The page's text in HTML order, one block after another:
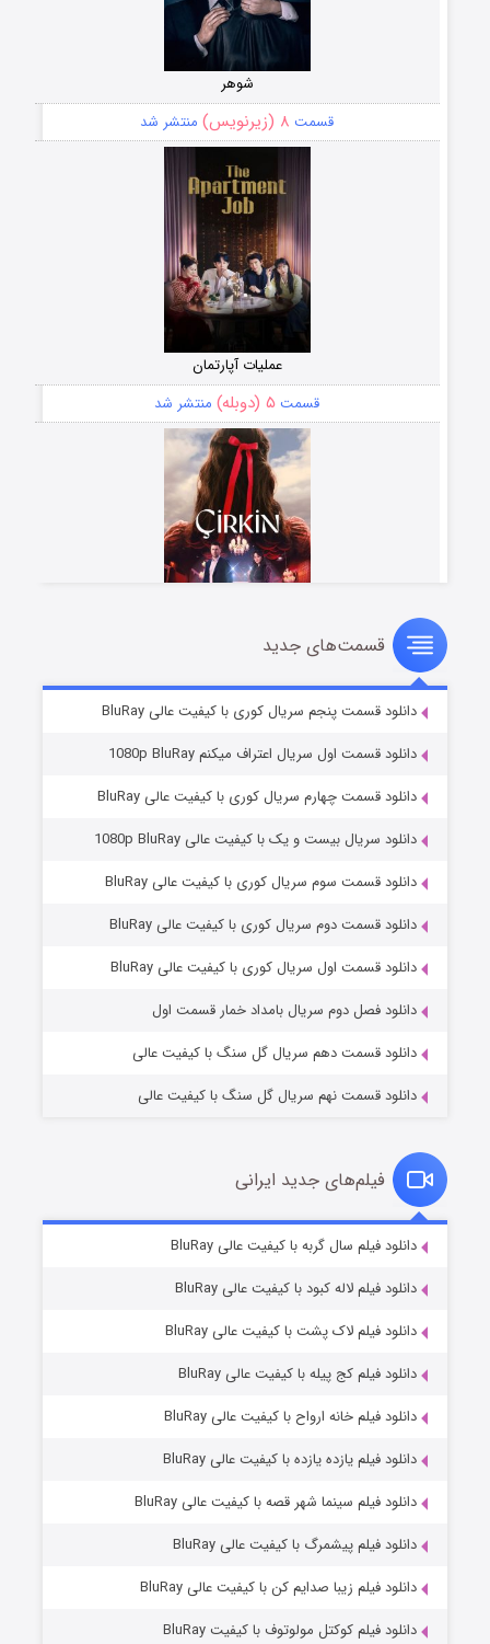
شوهر
قسمت ۸ (زیرنویس) منتشر شد
عملیات آپارتمان
قسمت ۵ (دوبله) منتشر شد
سریال زشت
قسمت۲ (زیرنویس) منتشر شد
مردگان متحرک: شهر مرده ۳
قسمت۲ (زیرنویس) منتشر شد
قسمت۷ (زیرنویس) منتشر شد
قسمت‌های جدید
دانلود قسمت پنجم سریال کوری با کیفیت عالی BluRay
دانلود قسمت اول سریال اعتراف میکنم 1080p BluRay
دانلود قسمت چهارم سریال کوری با کیفیت عالی BluRay
دانلود سریال بیست و یک با کیفیت عالی 1080p BluRay
دانلود قسمت سوم سریال کوری با کیفیت عالی BluRay
دانلود قسمت دوم سریال کوری با کیفیت عالی BluRay
دانلود قسمت اول سریال کوری با کیفیت عالی BluRay
دانلود فصل دوم سریال بامداد خمار قسمت اول
دانلود قسمت دهم سریال گل سنگ با کیفیت عالی
دانلود قسمت نهم سریال گل سنگ با کیفیت عالی
فیلم‌های جدید ایرانی
دانلود فیلم سال گربه با کیفیت عالی BluRay
دانلود فیلم لاله کبود با کیفیت عالی BluRay
دانلود فیلم لاک پشت با کیفیت عالی BluRay
دانلود فیلم کج‌ پیله با کیفیت عالی BluRay
دانلود فیلم خانه ارواح با کیفیت عالی BluRay
دانلود فیلم یازده یازده با کیفیت عالی BluRay
دانلود فیلم سینما شهر قصه با کیفیت عالی BluRay
دانلود فیلم پیشمرگ با کیفیت عالی BluRay
دانلود فیلم زیبا صدایم کن با کیفیت عالی BluRay
دانلود فیلم کوکتل مولوتوف با کیفیت BluRay